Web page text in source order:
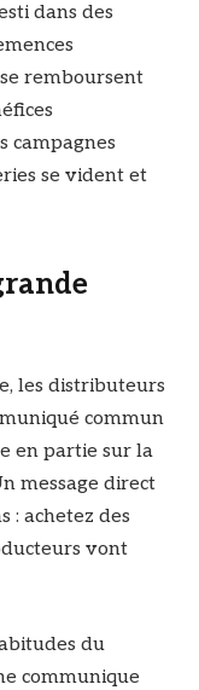
dans des
remboursent
campagnes
se vident et
les distributeurs
commun
en partie sur la
message direct
: achetez des
vont
du
communique